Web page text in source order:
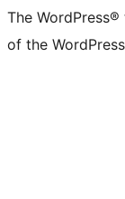
The
of the